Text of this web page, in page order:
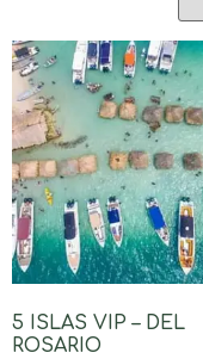
5 ISLAS VIP – DEL
ROSARIO